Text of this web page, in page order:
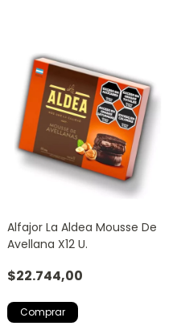
Alfajor La Aldea Mousse De
Avellana X12 U.
$22.744,00